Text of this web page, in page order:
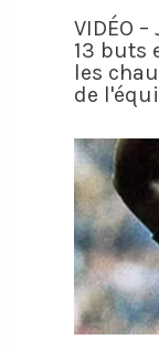
VIDÉO
13 buts
les
de